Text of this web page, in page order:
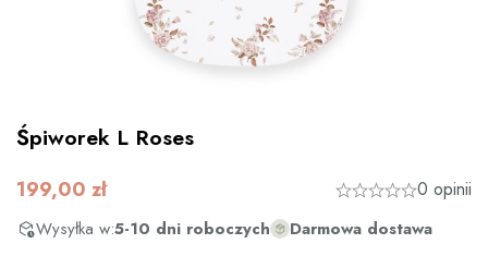
Śpiworek L Roses
199,00 zł 0 opinii
Wysyłka w:5-10 dni roboczych Darmowa dostawa